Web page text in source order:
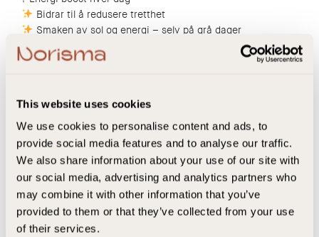
This website uses cookies
We use cookies to personalise content and ads, to
provide social media features and to analyse our traffic.
We also share information about your use of our site with
our social media, advertising and analytics partners who
may combine it with other information that you’ve
provided to them or that they’ve collected from your use
of their services.
Bidrar til å redusere tretthet
Smaken av sol og energi – selv på grå dager
Prøv for kr 0,- (ord.pris kr 749,-)
Jeg fikk en gyldig farge.
Perfekt fin farge og veldig naturlig